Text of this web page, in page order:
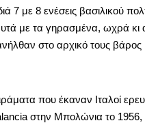
7 με 8 ενέσεις βασιλικού
αυτά με τα γηρασμένα, ωχρά
στο αρχικό τους
που έκαναν Ιταλοί
στην Μπολώνια το